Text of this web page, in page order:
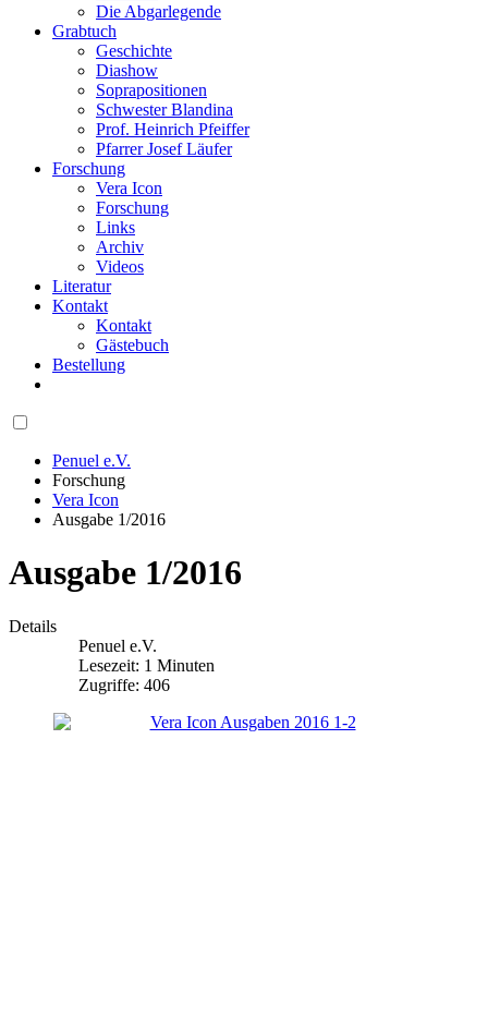
Die Abgarlegende
Grabtuch
Geschichte
Diashow
Soprapositionen
Schwester Blandina
Prof. Heinrich Pfeiffer
Pfarrer Josef Läufer
Forschung
Vera Icon
Forschung
Links
Archiv
Videos
Literatur
Kontakt
Kontakt
Gästebuch
Bestellung
Penuel e.V.
Forschung
Vera Icon
Ausgabe 1/2016
Ausgabe 1/2016
Details
Penuel e.V.
Lesezeit: 1 Minuten
Zugriffe: 406